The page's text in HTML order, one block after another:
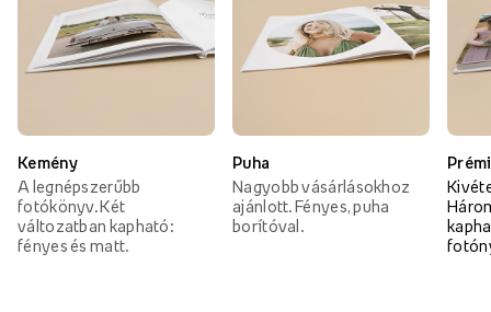
Kemény
A legnépszerűbb
fotókönyv. Két
változatban kapható:
fényes és matt.
Puha
Nagyobb vásárlásokhoz
ajánlott. Fényes, puha
borítóval.